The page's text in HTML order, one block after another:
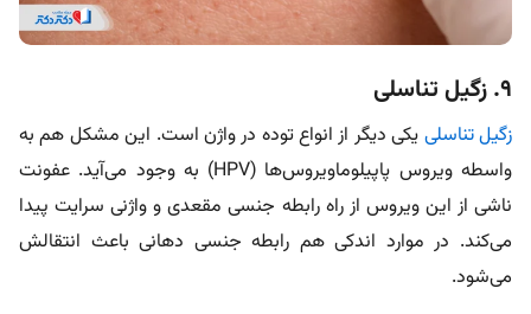
۹. زگیل تناسلی
زگیل تناسلی یکی دیگر از انواع توده در واژن است. این مشکل هم به
واسطه ویروس پاپیلوماویروس‌ها (HPV) به وجود می‌آید. عفونت
ناشی از این ویروس از راه رابطه جنسی مقعدی و واژنی سرایت پیدا
می‌کند. در موارد اندکی هم رابطه جنسی دهانی باعث انتقالش
می‌شود.